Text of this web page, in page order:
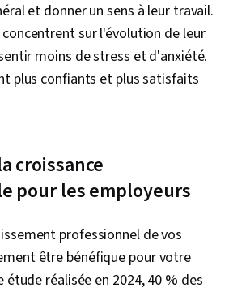
et donner un sens à leur travail.
sur l'évolution de leur
moins de stress et d'anxiété.
plus confiants et plus satisfaits
croissance
pour les employeurs
professionnel de vos
être bénéfique pour votre
étude réalisée en 2024, 40 % des